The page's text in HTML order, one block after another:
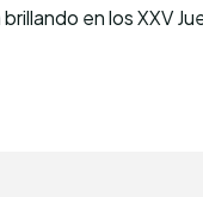
en los XXV